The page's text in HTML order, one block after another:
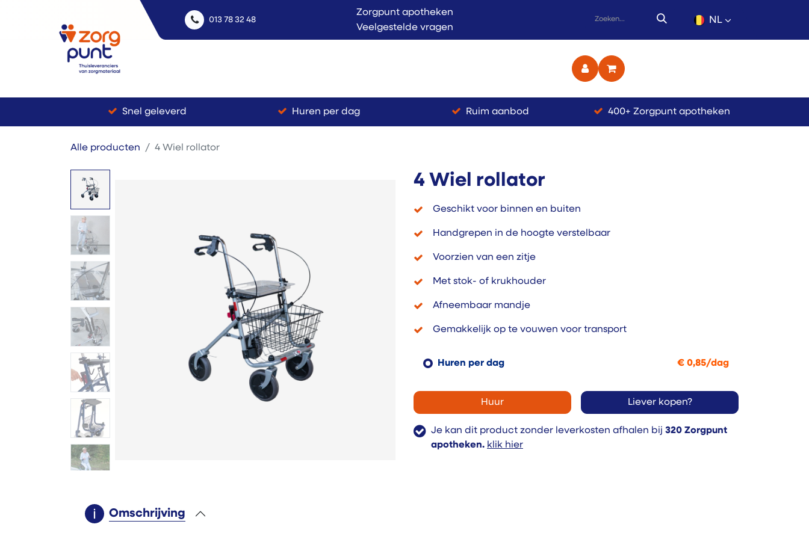
013 78 32 48
Zorgpunt apotheken
Veelgestelde vragen
NL
Snel geleverd Huren per dag Ruim aanbod 400+ Zorgpunt apotheken
Alle producten 4 Wiel rollator
4 Wiel rollator
Geschikt voor binnen en buiten
Handgrepen in de hoogte verstelbaar
Voorzien van een zitje
Met stok- of krukhouder
Afneembaar mandje
Gemakkelijk op te vouwen voor transport
Huren per dag € 0,85/dag
Huur Liever kopen?
Je kan dit product zonder leverkosten afhalen bij 320 Zorgpunt
apotheken. klik hier
Omschrijving